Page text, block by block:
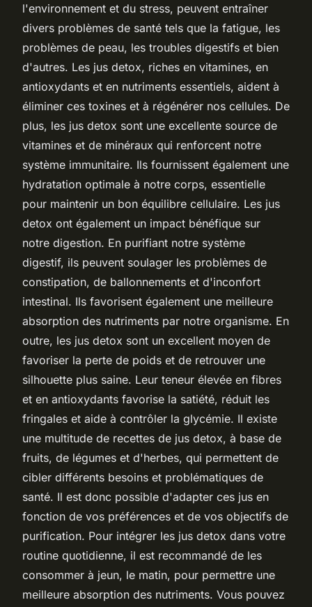
l'environnement et du stress, peuvent entraîner
divers problèmes de santé tels que la fatigue, les
problèmes de peau, les troubles digestifs et bien
d'autres. Les jus detox, riches en vitamines, en
antioxydants et en nutriments essentiels, aident à
éliminer ces toxines et à régénérer nos cellules. De
plus, les jus detox sont une excellente source de
vitamines et de minéraux qui renforcent notre
système immunitaire. Ils fournissent également une
hydratation optimale à notre corps, essentielle
pour maintenir un bon équilibre cellulaire. Les jus
detox ont également un impact bénéfique sur
notre digestion. En purifiant notre système
digestif, ils peuvent soulager les problèmes de
constipation, de ballonnements et d'inconfort
intestinal. Ils favorisent également une meilleure
absorption des nutriments par notre organisme. En
outre, les jus detox sont un excellent moyen de
favoriser la perte de poids et de retrouver une
silhouette plus saine. Leur teneur élevée en fibres
et en antioxydants favorise la satiété, réduit les
fringales et aide à contrôler la glycémie. Il existe
une multitude de recettes de jus detox, à base de
fruits, de légumes et d'herbes, qui permettent de
cibler différents besoins et problématiques de
santé. Il est donc possible d'adapter ces jus en
fonction de vos préférences et de vos objectifs de
purification. Pour intégrer les jus detox dans votre
routine quotidienne, il est recommandé de les
consommer à jeun, le matin, pour permettre une
meilleure absorption des nutriments. Vous pouvez